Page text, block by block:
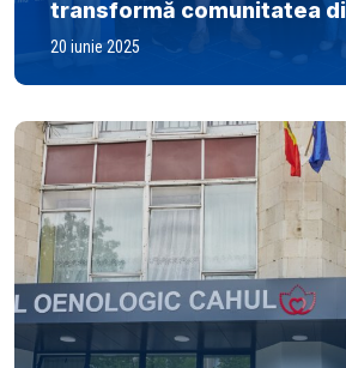
transformă comunitatea
20 iunie 2025